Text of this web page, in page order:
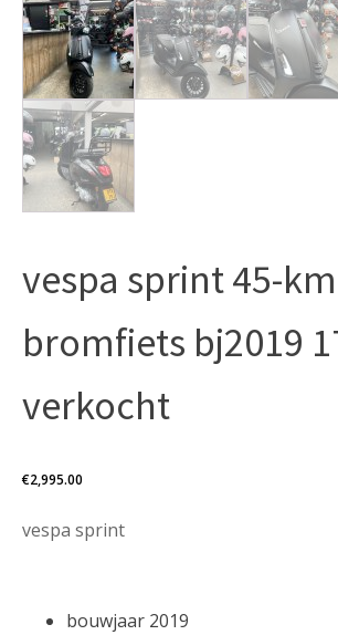
vespa sprint 45-km
bromfiets bj2019
verkocht
€2,995.00
vespa sprint
bouwjaar 2019